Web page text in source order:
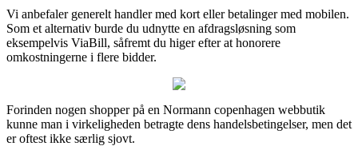
Vi anbefaler generelt handler med kort eller betalinger med mobilen.
Som et alternativ burde du udnytte en afdragsløsning som
eksempelvis ViaBill, såfremt du higer efter at honorere
omkostningerne i flere bidder.
Forinden nogen shopper på en Normann copenhagen webbutik
kunne man i virkeligheden betragte dens handelsbetingelser, men det
er oftest ikke særlig sjovt.